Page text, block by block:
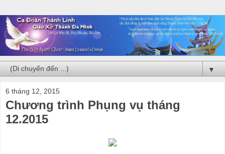
▼
6 tháng 12, 2015
Chương trình Phụng vụ tháng
12.2015